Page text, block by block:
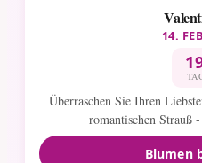
14.
Überraschen Sie Ihren
romantischen Strauß
Blumen